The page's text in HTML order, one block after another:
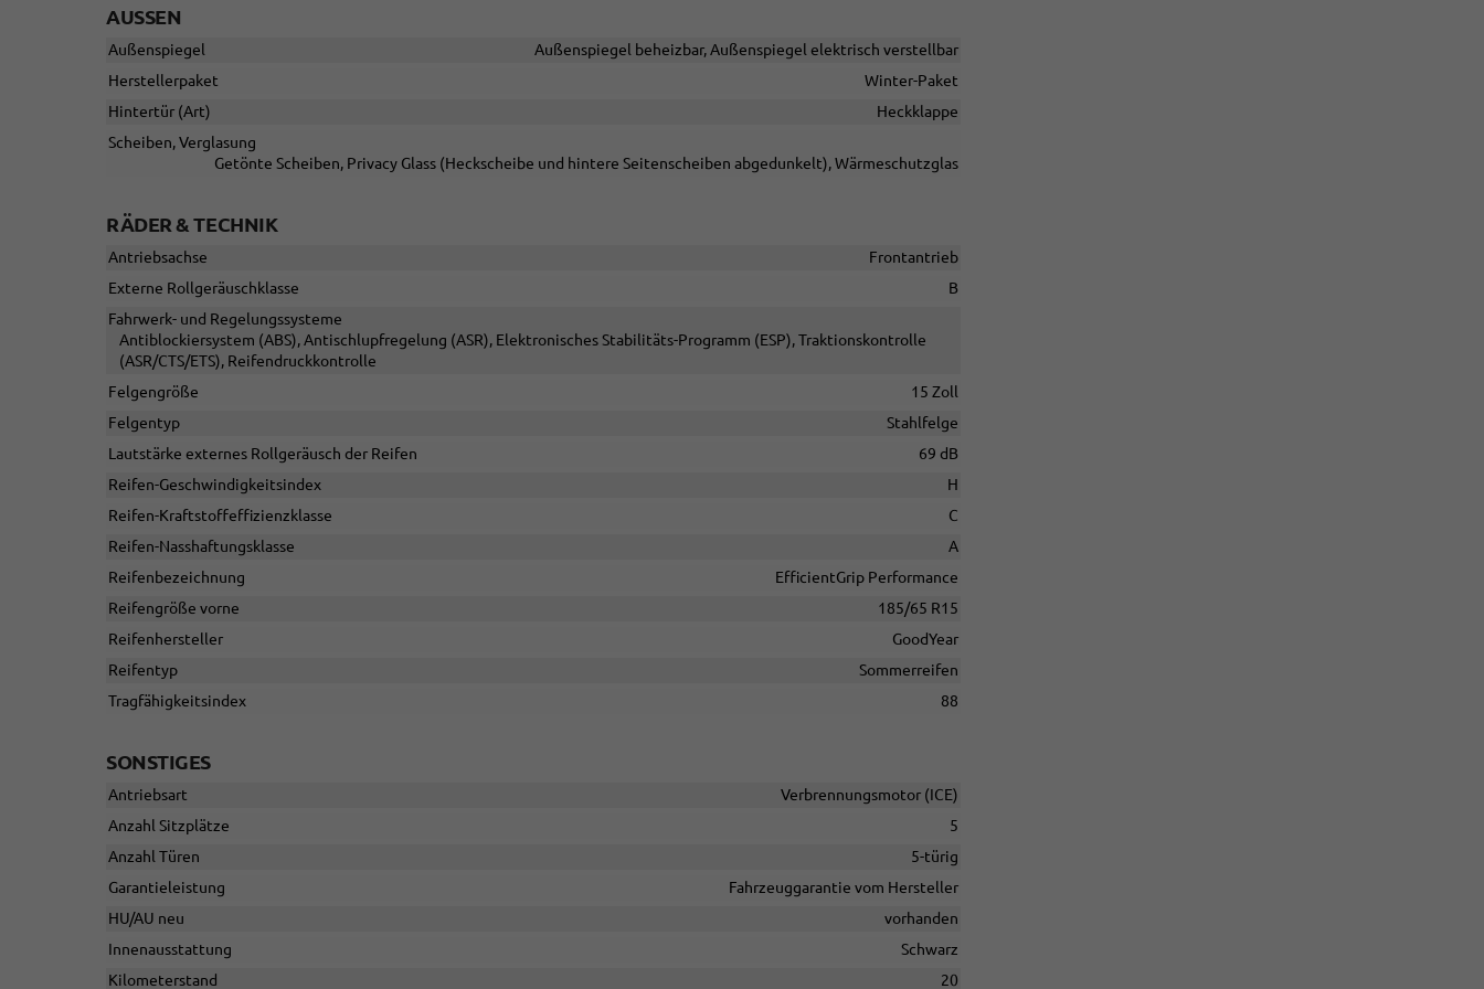
AUSSEN
Außenspiegel
Außenspiegel beheizbar, Außenspiegel elektrisch verstellbar
Herstellerpaket
Winter-Paket
Hintertür (Art)
Heckklappe
Scheiben, Verglasung
Getönte Scheiben, Privacy Glass (Heckscheibe und hintere Seitenscheiben abgedunkelt), Wärmeschutzglas
RÄDER & TECHNIK
Antriebsachse
Frontantrieb
Externe Rollgeräuschklasse
B
Fahrwerk- und Regelungssysteme
Antiblockiersystem (ABS), Antischlupfregelung (ASR), Elektronisches Stabilitäts-Programm (ESP), Traktionskontrolle
(ASR/CTS/ETS), Reifendruckkontrolle
Felgengröße
15 Zoll
Felgentyp
Stahlfelge
Lautstärke externes Rollgeräusch der Reifen
69 dB
Reifen-Geschwindigkeitsindex
H
Reifen-Kraftstoffeffizienzklasse
C
Reifen-Nasshaftungsklasse
A
Reifenbezeichnung
EfficientGrip Performance
Reifengröße vorne
185/65 R15
Reifenhersteller
GoodYear
Reifentyp
Sommerreifen
Tragfähigkeitsindex
88
SONSTIGES
Antriebsart
Verbrennungsmotor (ICE)
Anzahl Sitzplätze
5
Anzahl Türen
5-türig
Garantieleistung
Fahrzeuggarantie vom Hersteller
HU/AU neu
vorhanden
Innenausstattung
Schwarz
Kilometerstand
20